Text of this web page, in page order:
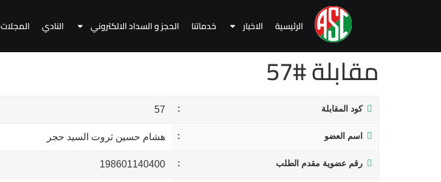
الرئيسية الاخبار خدماتنا الحجز و السداد الالكتروني النادي المجلات
مقابلة #57
كود المقابلة 57
اسم العضو هشام حسين ثروت السيد حجر
رقم عضوية مقدم الطلب 198601140400